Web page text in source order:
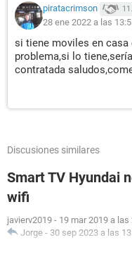
piratacrimson
28 ene 2022 a las
si tiene moviles en
problema,si lo
contratada
Discusiones similares
Smart TV Hyundai
wifi
javierv2019 - 19 mar 2019 a las
Jorge - 30 sep 2023 a las